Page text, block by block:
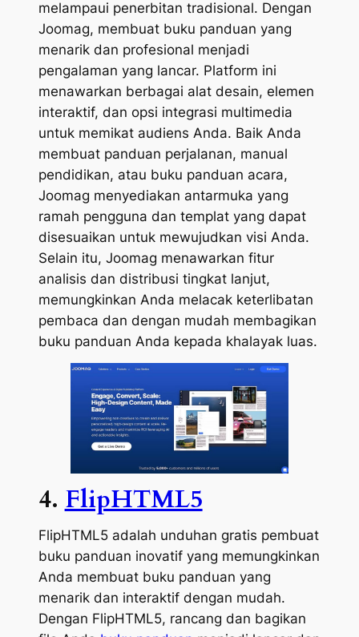
melampaui penerbitan tradisional. Dengan
Joomag, membuat buku panduan yang
menarik dan profesional menjadi
pengalaman yang lancar. Platform ini
menawarkan berbagai alat desain, elemen
interaktif, dan opsi integrasi multimedia
untuk memikat audiens Anda. Baik Anda
membuat panduan perjalanan, manual
pendidikan, atau buku panduan acara,
Joomag menyediakan antarmuka yang
ramah pengguna dan templat yang dapat
disesuaikan untuk mewujudkan visi Anda.
Selain itu, Joomag menawarkan fitur
analisis dan distribusi tingkat lanjut,
memungkinkan Anda melacak keterlibatan
pembaca dan dengan mudah membagikan
buku panduan Anda kepada khalayak luas.
4. FlipHTML5
FlipHTML5 adalah unduhan gratis pembuat
buku panduan inovatif yang memungkinkan
Anda membuat buku panduan yang
menarik dan interaktif dengan mudah.
Dengan FlipHTML5, rancang dan bagikan